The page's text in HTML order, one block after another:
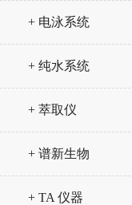
+ 电泳系统
+ 纯水系统
+ 萃取仪
+ 谱新生物
+ TA 仪器